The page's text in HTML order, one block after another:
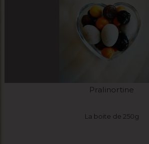
Pralinortine
La boite de 250g